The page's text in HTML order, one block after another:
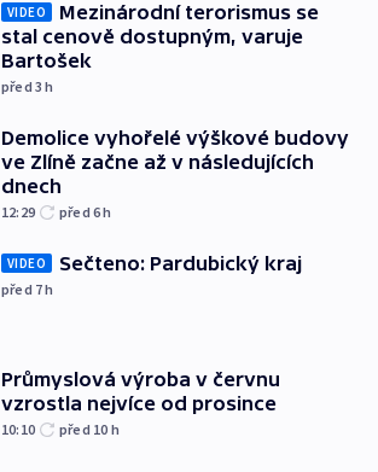
VIDEO
Mezinárodní terorismus se
stal cenově dostupným, varuje
Bartošek
před 3h
Demolice vyhořelé výškové budovy
ve Zlíně začne až v následujících
dnech
12:29 před 6h
VIDEO Sečteno: Pardubický kraj
před 7h
Průmyslová výroba v červnu
vzrostla nejvíce od prosince
10:10 před 10 h